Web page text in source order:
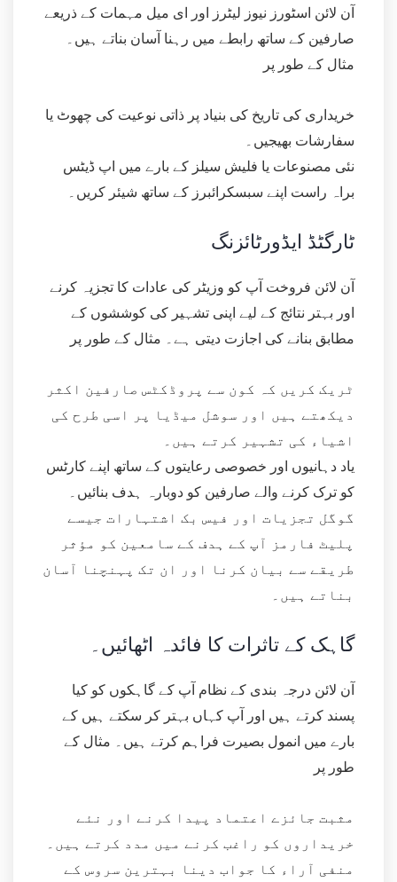
آن لائن اسٹورز نیوز لیٹرز اور ای میل مہمات کے ذریعے
صارفین کے ساتھ رابطے میں رہنا آسان بناتے ہیں۔
مثال کے طور پر
خریداری کی تاریخ کی بنیاد پر ذاتی نوعیت کی چھوٹ یا
سفارشات بھیجیں۔
نئی مصنوعات یا فلیش سیلز کے بارے میں اپ ڈیٹس
براہ راست اپنے سبسکرائبرز کے ساتھ شیئر کریں۔
ٹارگٹڈ ایڈورٹائزنگ
آن لائن فروخت آپ کو وزیٹر کی عادات کا تجزیہ کرنے
اور بہتر نتائج کے لیے اپنی تشہیر کی کوششوں کے
مطابق بنانے کی اجازت دیتی ہے۔ مثال کے طور پر
ٹریک کریں کہ کون سے پروڈکٹس صارفین اکثر
دیکھتے ہیں اور سوشل میڈیا پر اسی طرح کی
اشیاء کی تشہیر کرتے ہیں۔
یاد دہانیوں اور خصوصی رعایتوں کے ساتھ اپنے کارٹس
کو ترک کرنے والے صارفین کو دوبارہ ہدف بنائیں۔
گوگل تجزیات اور فیس بک اشتہارات جیسے
پلیٹ فارمز آپ کے ہدف کے سامعین کو مؤثر
طریقے سے بیان کرنا اور ان تک پہنچنا آسان
بناتے ہیں۔
گاہک کے تاثرات کا فائدہ اٹھائیں۔
آن لائن درجہ بندی کے نظام آپ کے گاہکوں کو کیا
پسند کرتے ہیں اور آپ کہاں بہتر کر سکتے ہیں کے
بارے میں انمول بصیرت فراہم کرتے ہیں۔ مثال کے
طور پر
مثبت جائزے اعتماد پیدا کرنے اور نئے
خریداروں کو راغب کرنے میں مدد کرتے ہیں۔
منفی آراء کا جواب دینا بہترین سروس کے